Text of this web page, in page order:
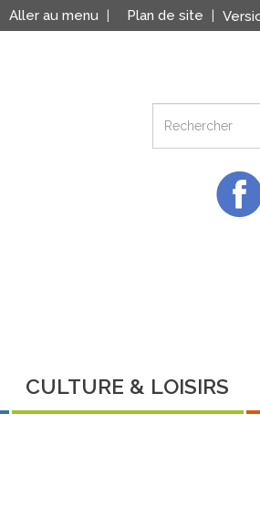
Aller au menu Plan de site
CULTURE & LOISIRS